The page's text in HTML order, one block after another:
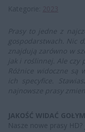
Prasy to jedne z
gospodarstwach. Nic
znajdują zarówno w
jak i roślinnej. Ale czy
Różnice widoczne są
ich specyfice.
najnowsze prasy
JAKOŚĆ WIDAĆ
Nasze nowe prasy HD?